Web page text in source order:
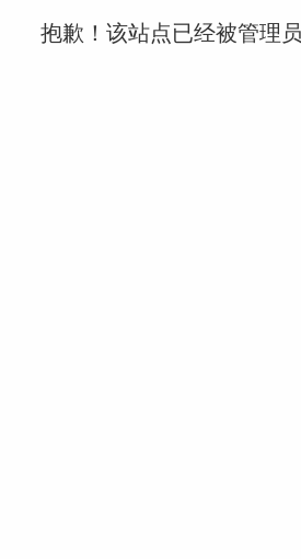
抱歉！该站点已经被管理